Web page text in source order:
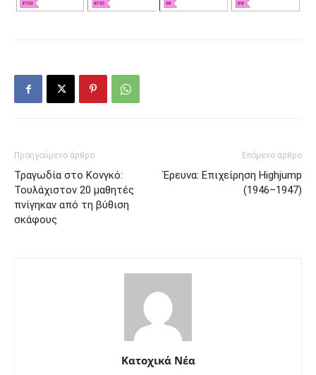
Προηγούμενο άρθρο
Τραγωδία στο Κονγκό:
Τουλάχιστον 20 μαθητές
πνίγηκαν από τη βύθιση
σκάφους
Επόμενο άρθρο
Έρευνα: Επιχείρηση Highjump
(1946–1947)
Κατοχικά Νέα